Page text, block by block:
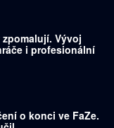
Vývoj
i profesionální
o konci ve FaZe.